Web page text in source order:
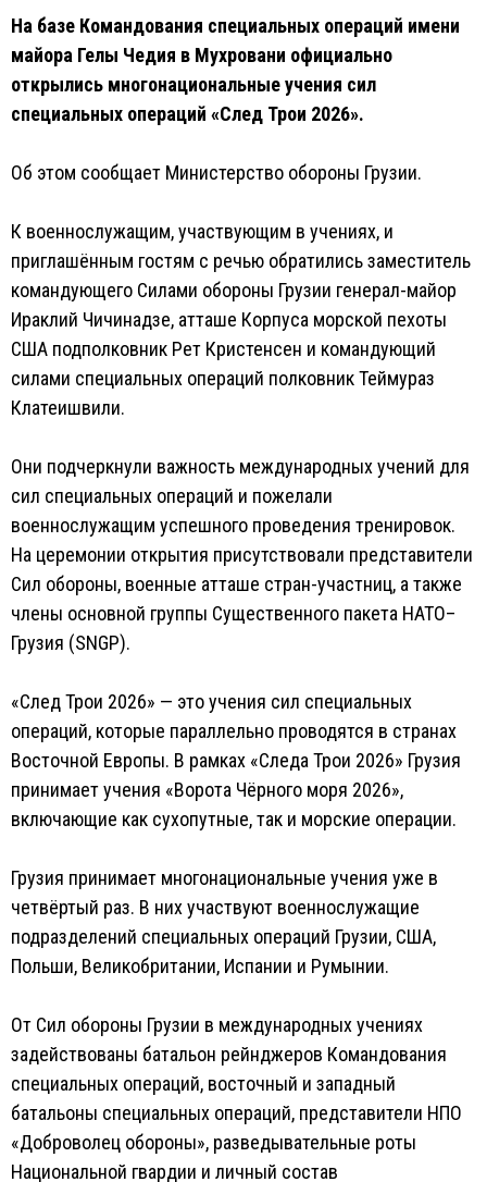
На базе Командования специальных операций имени
майора Гелы Чедия в Мухровани официально
открылись многонациональные учения сил
специальных операций «След Трои 2026».
Об этом сообщает Министерство обороны Грузии.
К военнослужащим, участвующим в учениях, и
приглашённым гостям с речью обратились заместитель
командующего Силами обороны Грузии генерал-майор
Ираклий Чичинадзе, атташе Корпуса морской пехоты
США подполковник Рет Кристенсен и командующий
силами специальных операций полковник Теймураз
Клатеишвили.
Они подчеркнули важность международных учений для
сил специальных операций и пожелали
военнослужащим успешного проведения тренировок.
На церемонии открытия присутствовали представители
Сил обороны, военные атташе стран-участниц, а также
члены основной группы Существенного пакета НАТО–
Грузия (SNGP).
«След Трои 2026» — это учения сил специальных
операций, которые параллельно проводятся в странах
Восточной Европы. В рамках «Следа Трои 2026» Грузия
принимает учения «Ворота Чёрного моря 2026»,
включающие как сухопутные, так и морские операции.
Грузия принимает многонациональные учения уже в
четвёртый раз. В них участвуют военнослужащие
подразделений специальных операций Грузии, США,
Польши, Великобритании, Испании и Румынии.
От Сил обороны Грузии в международных учениях
задействованы батальон рейнджеров Командования
специальных операций, восточный и западный
батальоны специальных операций, представители НПО
«Доброволец обороны», разведывательные роты
Национальной гвардии и личный состав